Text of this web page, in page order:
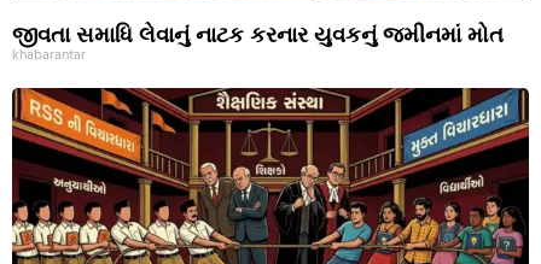
જીવતા સમાધિ લેવાનું નાટક કરનાર યુવકનું જમીનમાં મોત
khabarantar